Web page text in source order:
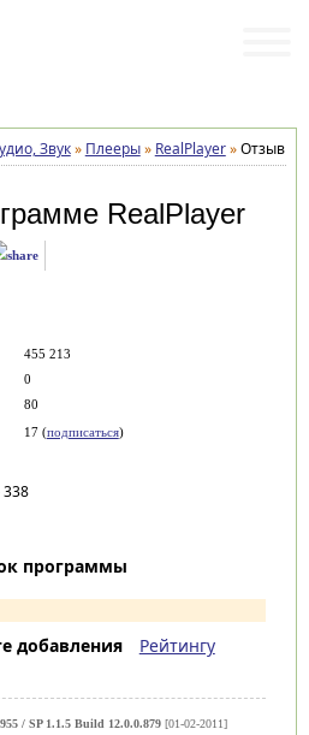
Звук» Плееры» RealPlayer»Отзывы
RealPlayer
455 213
0
80
17 (подписаться)
338
программы
добавления
Рейтингу
/ SP 1.1.5 Build 12.0.0.879[01-02-2011]